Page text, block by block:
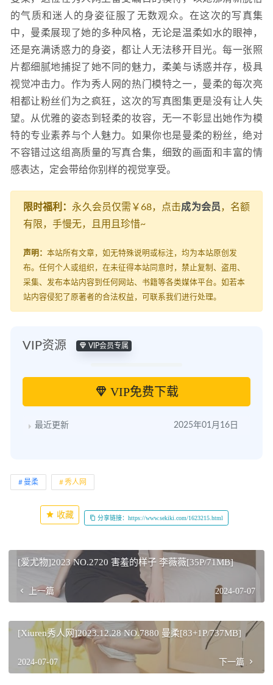
的气质和迷人的身姿征服了无数观众。在这次的写真集
中，曼柔展现了她的多种风格，无论是温柔如水的眼神，
还是充满诱惑力的身姿，都让人无法移开目光。每一张照
片都细腻地捕捉了她不同的魅力，柔美与诱惑并存，极具
视觉冲击力。作为秀人网的热门模特之一，曼柔的每次亮
相都让粉丝们为之疯狂，这次的写真图集更是没有让人失
望。从优雅的姿态到轻柔的妆容，无一不彰显出她作为模
特的专业素养与个人魅力。如果你也是曼柔的粉丝，绝对
不容错过这组高质量的写真合集，细致的画面和丰富的情
感表达，定会带给你别样的视觉享受。
限时福利： 永久会员仅需￥68，点击成为会员，名额
有限，手慢无，且用且珍惜~
声明： 本站所有文章，如无特殊说明或标注，均为本站原创发
布。任何个人或组织，在未征得本站同意时，禁止复制、盗用、
采集、发布本站内容到任何网站、书籍等各类媒体平台。如若本
站内容侵犯了原著者的合法权益，可联系我们进行处理。
VIP资源 VIP会员专属
VIP免费下载
最近更新 2025年01月16日
曼柔 秀人网
收藏 分享链接：https://www.sekiki.com/1623215.html
[爱尤物]2023 NO.2720 害羞的样子 李薇薇[35P/71MB]
上一篇 2024-07-07
[Xiuren秀人网]2023.12.28 NO.7880 曼柔[83+1P/737MB]
2024-07-07 下一篇